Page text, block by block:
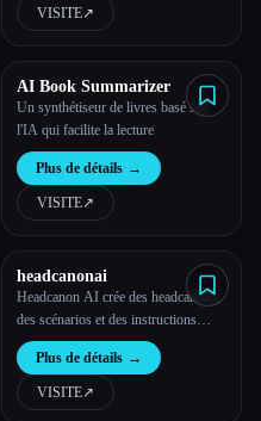
inscription n'est requise.
VISITE↗︎
AI Book Summarizer
Un synthétiseur de livres basé sur
l'IA qui facilite la lecture
Plus de détails →
VISITE↗︎
headcanonai
Headcanon AI crée des headcanons,
des scénarios et des instructions
intégrés aux personnages pour
n'importe quel fandom, OC ou
réglage, de manière rapide, nuancée
et créative à l'infini.
Plus de détails →
VISITE↗︎